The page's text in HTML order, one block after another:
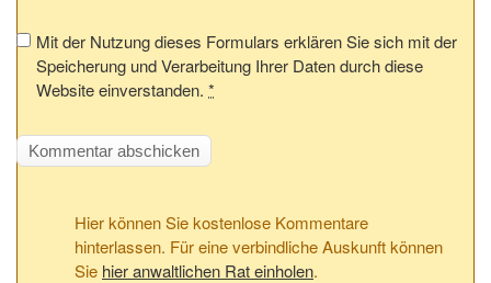
Mit der Nutzung dieses Formulars erklären Sie sich mit der
Speicherung und Verarbeitung Ihrer Daten durch diese
Website einverstanden. *
Hier können Sie kostenlose Kommentare
hinterlassen. Für eine verbindliche Auskunft können
Sie hier anwaltlichen Rat einholen.